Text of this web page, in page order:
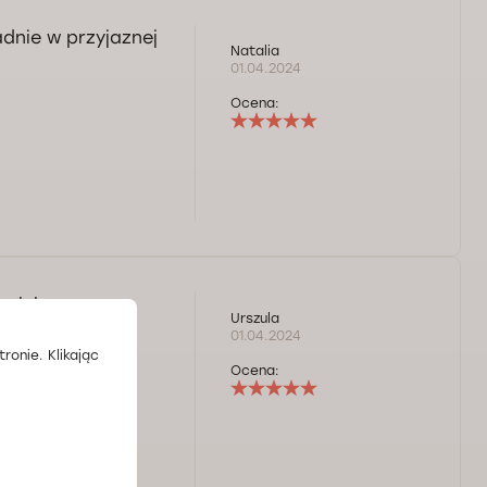
w przyjaznej
Natalia
01.04.2024
Ocena:
lekarza
Urszula
01.04.2024
Ocena:
Klikając